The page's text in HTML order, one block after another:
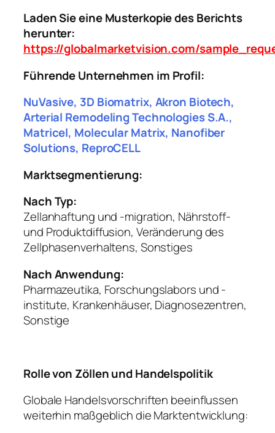
Laden Sie eine Musterkopie des Berichts
herunter:
https://globalmarketvision.com/
Führende Unternehmen im Profil:
NuVasive, 3D Biomatrix, Akron Biotech,
Arterial Remodeling Technologies S.A.,
Matricel, Molecular Matrix, Nanofiber
Solutions, ReproCELL
Marktsegmentierung:
Nach Typ:
Zellanhaftung und -migration, Nährstoff-
und Produktdiffusion, Veränderung des
Zellphasenverhaltens, Sonstiges
Nach Anwendung:
Pharmazeutika, Forschungslabors und -
institute, Krankenhäuser, Diagnosezentren,
Sonstige
Rolle von Zöllen und Handelspolitik
Globale Handelsvorschriften beeinflussen
weiterhin maßgeblich die Marktentwicklung: